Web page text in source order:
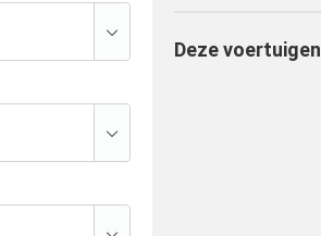
Deze